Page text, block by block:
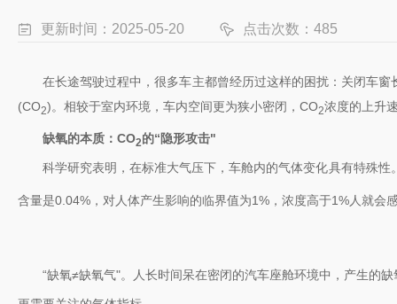
更新时间：2025-05-20 点击次数：485
在长途驾驶过程中，很多车主都曾经历过这样的困扰：关闭车窗
(CO2)。相较于室内环境，车内空间更为狭小密闭，CO2浓度的上升
缺氧的本质：CO2的“隐形攻击"
科学研究表明，在标准大气压下，车舱内的气体变化具有特殊性
含量是0.04%，对人体产生影响的临界值为1%，浓度高于1%人就会
“缺氧≠缺氧气"。人长时间呆在密闭的汽车座舱环境中，产生的缺